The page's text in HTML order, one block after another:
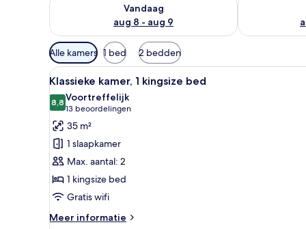
Vandaag
aug 8 - aug 9
Beschikbare
filters
voor
kamers
Alle kamers 1 bed 2 bedden
Alle
foto's
voor
Klassieke
kamer,
kingsize
bed
laden
Een moderne hotelkamer
8
Klassieke kamer, 1 kingsize bed
8,88,8 van 10
Voortreffelijk
13 beoordelingen
(13
beoordelingen)
35 m²
1 slaapkamer
Max. aantal: 2
1 kingsize bed
Gratis wifi
Meer informatie
Meer